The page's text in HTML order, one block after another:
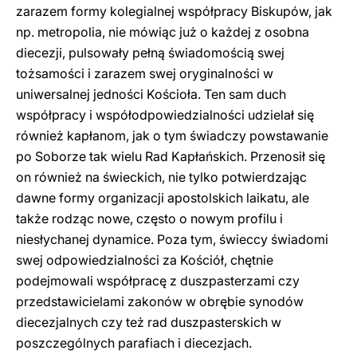
zarazem formy kolegialnej współpracy Biskupów, jak
np. metropolia, nie mówiąc już o każdej z osobna
diecezji, pulsowały pełną świadomością swej
tożsamości i zarazem swej oryginalności w
uniwersalnej jedności Kościoła. Ten sam duch
współpracy i współodpowiedzialności udzielał się
również kapłanom, jak o tym świadczy powstawanie
po Soborze tak wielu Rad Kapłańskich. Przenosił się
on również na świeckich, nie tylko potwierdzając
dawne formy organizacji apostolskich laikatu, ale
także rodząc nowe, często o nowym profilu i
niesłychanej dynamice. Poza tym, świeccy świadomi
swej odpowiedzialności za Kościół, chętnie
podejmowali współpracę z duszpasterzami czy
przedstawicielami zakonów w obrębie synodów
diecezjalnych czy też rad duszpasterskich w
poszczególnych parafiach i diecezjach.